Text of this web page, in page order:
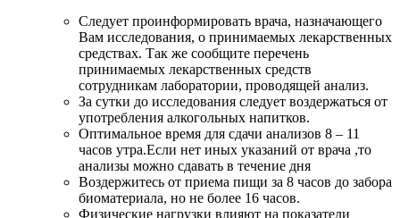
Следует проинформировать врача, назначающего
Вам исследования, о принимаемых лекарственных
средствах. Так же сообщите перечень
принимаемых лекарственных средств
сотрудникам лаборатории, проводящей анализ.
За сутки до исследования следует воздержаться от
употребления алкогольных напитков.
Оптимальное время для сдачи анализов 8 – 11
часов утра.Если нет иных указаний от врача ,то
анализы можно сдавать в течение дня
Воздержитесь от приема пищи за 8 часов до забора
биоматериала, но не более 16 часов.
Физические нагрузки влияют на показатели